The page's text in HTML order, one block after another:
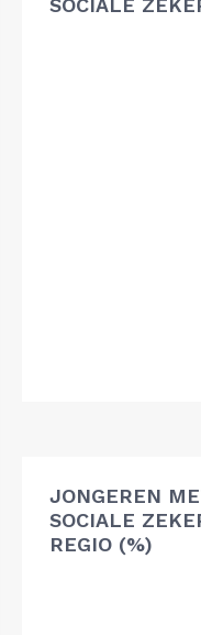
SOCIALE
JONGEREN
SOCIALE
REGIO (%)